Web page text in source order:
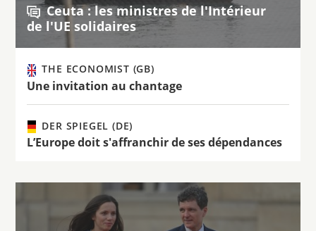
Ceuta : les ministres de l'Intérieur
de l'UE solidaires
THE ECONOMIST (GB)
Une invitation au chantage
DER SPIEGEL (DE)
L’Europe doit s'affranchir de ses dépendances